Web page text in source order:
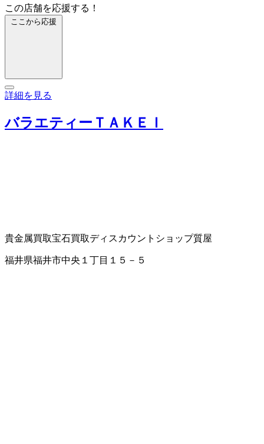
この店舗を応援する！
ここから応援
詳細を見る
バラエティーＴＡＫＥＩ
貴金属買取宝石買取ディスカウントショップ質屋
福井県福井市中央１丁目１５－５